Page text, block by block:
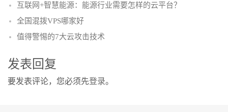
互联网+智慧能源：能源行业需要怎样的云平台？
全国混拨VPS哪家好
值得警惕的7大云攻击技术
发表回复
要发表评论，您必须先登录。